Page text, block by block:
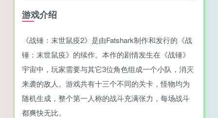
游戏介绍
《战锤：末世鼠疫2》是由Fatshark制作和发行的《战
锤：末世鼠疫》的续作。本作的剧情发生在《战锤》
宇宙中，玩家需要与其它3位角色组成一个小队，消灭
来袭的敌人。游戏共有十三个不同的关卡，怪物均为
随机生成，整个第一人称的战斗充满张力，每场战斗
都爽快无比。